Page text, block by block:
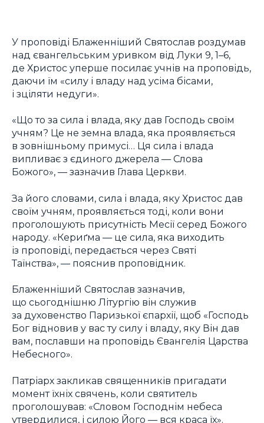
У проповіді Блаженніший Святослав роздумав
над євангельським уривком від Луки 9, 1–6,
де Христос уперше посилає учнів на проповідь,
даючи їм «силу і владу над усіма бісами,
і зціляти недуги».
«Що то за сила і влада, яку дав Господь своїм
учням? Це не земна влада, яка проявляється
в зовнішньому примусі… Ця сила і влада
випливає з єдиного джерела — Слова
Божого», — зазначив Глава Церкви.
За його словами, сила і влада, яку Христос дав
своїм учням, проявляється тоді, коли вони
проголошують присутність Месії серед Божого
народу. «Кериґма — це сила, яка виходить
із проповіді, передається через Святі
Таїнства», — пояснив проповідник.
Блаженніший Святослав зазначив,
що сьогоднішню Літургію він служив
за духовенство Паризької єпархії, щоб «Господь
Бог відновив у вас ту силу і владу, яку Він дав
вам, пославши на проповідь Євангелія Царства
Небесного».
Патріарх закликав священників пригадати
момент їхніх свячень, коли святитель
проголошував: «Словом Господнім небеса
утвердилися, і силою Його — вся краса їх».